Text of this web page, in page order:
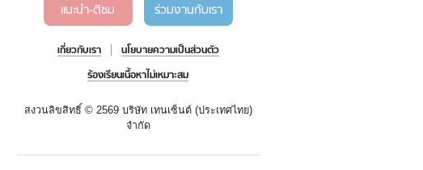
แนะนำ-ติชม ร่วมงานกับเรา
เกี่ยวกับเรา
นโยบายความเป็นส่วนตัว
ร้องเรียนเนื้อหาไม่เหมาะสม
สงวนลิขสิทธิ์ © 2569 บริษัท เทนเซ็นต์ (ประเทศไทย)
จำกัด